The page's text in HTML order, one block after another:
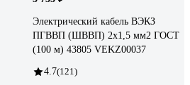
Электрический кабель ВЭКЗ
ПГВВП (ШВВП) 2x1,5 мм2 ГОСТ
(100 м) 43805 VEKZ00037
4.7(121)